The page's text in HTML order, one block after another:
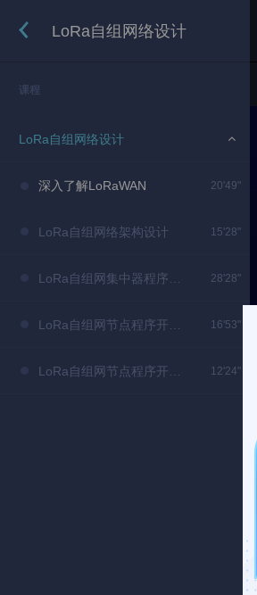
LoRa自组网络设计
课程
LoRa自组网络设计
深入了解LoRaWAN 20'49"
LoRa自组网络架构设计 15'28"
28'28"
16'53"
12'24"